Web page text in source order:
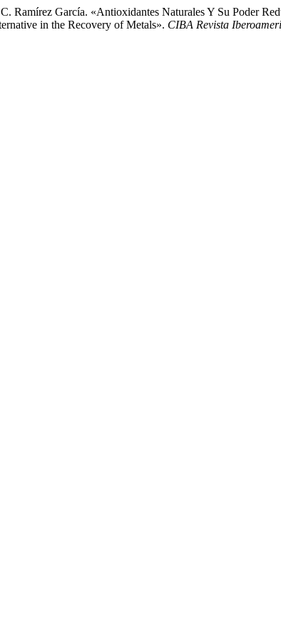
García. «Antioxidantes Naturales Y Su Poder
in the Recovery of Metals». CIBA Revista